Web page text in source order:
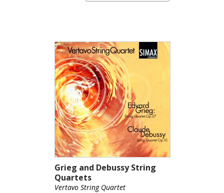
Grieg and Debussy String
Quartets
Vertavo String Quartet